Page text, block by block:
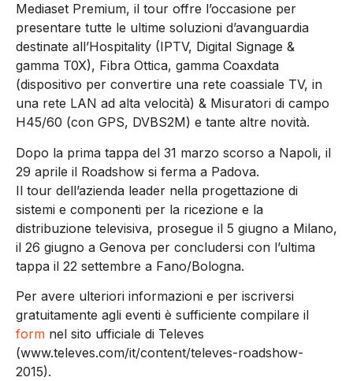
Mediaset Premium, il tour offre l’occasione per
presentare tutte le ultime soluzioni d’avanguardia
destinate all’Hospitality (IPTV, Digital Signage &
gamma T0X), Fibra Ottica, gamma Coaxdata
(dispositivo per convertire una rete coassiale TV, in
una rete LAN ad alta velocità) & Misuratori di campo
H45/60 (con GPS, DVBS2M) e tante altre novità.
Dopo la prima tappa del 31 marzo scorso a Napoli, il
29 aprile il Roadshow si ferma a Padova.
Il tour dell’azienda leader nella progettazione di
sistemi e componenti per la ricezione e la
distribuzione televisiva, prosegue il 5 giugno a Milano,
il 26 giugno a Genova per concludersi con l’ultima
tappa il 22 settembre a Fano/Bologna.
Per avere ulteriori informazioni e per iscriversi
gratuitamente agli eventi è sufficiente compilare il
form nel sito ufficiale di Televes
(www.televes.com/it/content/televes-roadshow-
2015).